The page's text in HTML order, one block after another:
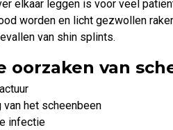
elkaar leggen is voor veel
worden en licht gezwollen
van shin splints.
oorzaken van
van het scheenbeen
infectie